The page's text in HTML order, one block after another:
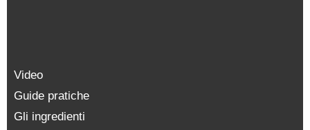
Video
Guide pratiche
Gli ingredienti